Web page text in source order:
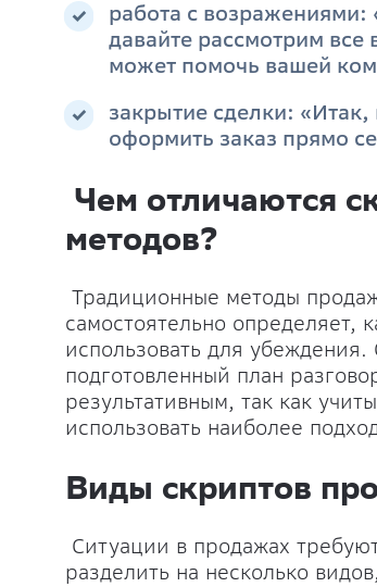
работа с
давайте рассмотрим
может помочь вашей
закрытие сделки:
оформить заказ прямо
Чем отличаются
методов?
Традиционные методы
самостоятельно определяет,
использовать для
подготовленный план
результативным, так как
использовать наиболее
Виды скриптов
Ситуации в продажах
разделить на несколько